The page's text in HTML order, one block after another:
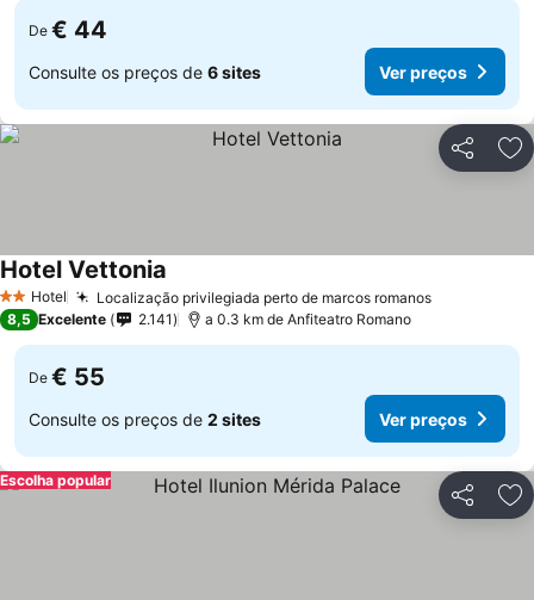
De € 44
Consulte os preços de 6 sites Ver preços
Partilhar
2 Estrelas
Hotel Localização privilegiada perto de marcos romanosVer preços
Hotel Vettonia
8,5 Excelente 2.141 a 0.3 km de Anfiteatro Romano
De € 55
Consulte os preços de 2 sites Ver preços
Partilhar
Escolha popular